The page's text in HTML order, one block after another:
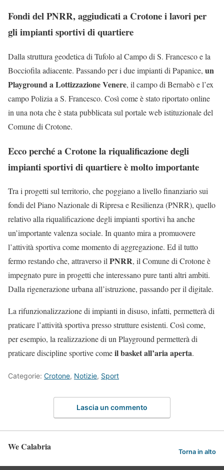
Fondi del PNRR, aggiudicati a Crotone i lavori per
gli impianti sportivi di quartiere
Dalla struttura geodetica di Tufolo al Campo di S. Francesco e la
Bocciofila adiacente. Passando per i due impianti di Papanice, un
Playground a Lottizzazione Venere, il campo di Bernabò e l’ex
campo Polizia a S. Francesco. Così come è stato riportato online
in una nota che è stata pubblicata sul portale web istituzionale del
Comune di Crotone.
Ecco perché a Crotone la riqualificazione degli
impianti sportivi di quartiere è molto importante
Tra i progetti sul territorio, che poggiano a livello finanziario sui
fondi del Piano Nazionale di Ripresa e Resilienza (PNRR), quello
relativo alla riqualificazione degli impianti sportivi ha anche
un’importante valenza sociale. In quanto mira a promuovere
l’attività sportiva come momento di aggregazione. Ed il tutto
fermo restando che, attraverso ilPNRR, il Comune di Crotone è
impegnato pure in progetti che interessano pure tanti altri ambiti.
Dalla rigenerazione urbana all’istruzione, passando per il digitale.
La rifunzionalizzazione di impianti in disuso, infatti, permetterà di
praticare l’attività sportiva presso strutture esistenti. Così come,
per esempio, la realizzazione di un Playground permetterà di
praticare discipline sportive comeil basket all’aria aperta.
Categorie: Crotone, Notizie, Sport
Lascia un commento
We Calabria Torna in alto